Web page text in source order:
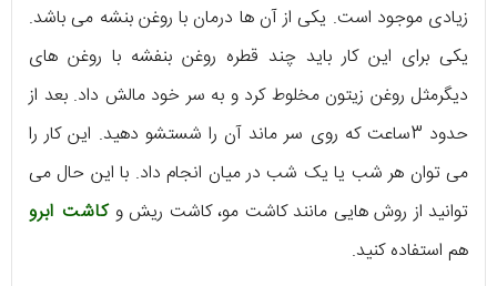
زیادی موجود است. یکی از آن ها درمان با روغن بنشه می باشد.
یکی برای این کار باید چند قطره روغن بنفشه با روغن های
دیگرمثل روغن زیتون مخلوط کرد و به سر خود مالش داد. بعد از
حدود 3ساعت که روی سر ماند آن را شستشو دهید. این کار را
می توان هر شب یا یک شب در میان انجام داد. با این حال می
توانید از روش هایی مانند کاشت مو، کاشت ریش وکاشت ابرو
هم استفاده کنید.